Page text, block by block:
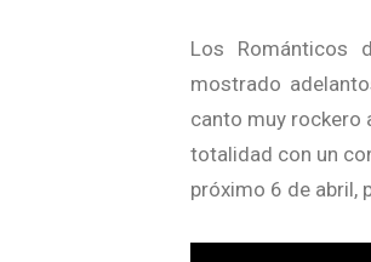
Los Románticos
mostrado
canto muy rockero
totalidad con un
próximo 6 de abril,